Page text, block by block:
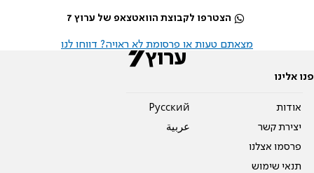
הצטרפו לקבוצת הוואטצאפ של ערוץ 7
מצאתם טעות או פרסומת לא ראויה? דווחו לנו
פנו אלינו
אודות
יצירת קשר
פרסמו אצלנו
תנאי שימוש
Pусский
عربية